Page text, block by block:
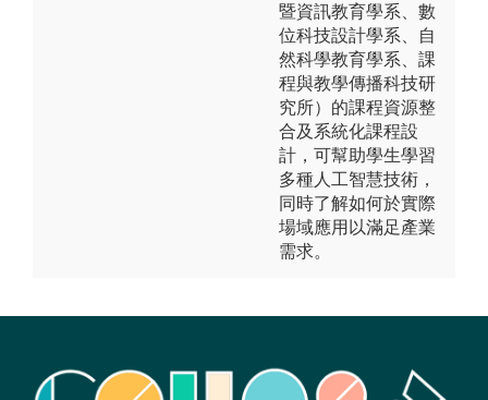
暨資訊教育學系、數
位科技設計學系、自
然科學教育學系、課
程與教學傳播科技研
究所）的課程資源整
合及系統化課程設
計，可幫助學生學習
多種人工智慧技術，
同時了解如何於實際
場域應用以滿足產業
需求。